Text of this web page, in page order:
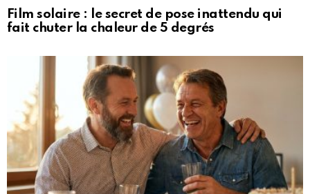
Film solaire : le secret de pose inattendu qui
fait chuter la chaleur de 5 degrés